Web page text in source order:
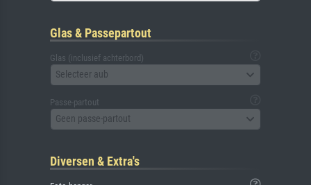
Glas & Passepartout
Glas (inclusief achterbord)
Selecteer aub
Passe-partout
Geen passe-partout
Diversen & Extra's